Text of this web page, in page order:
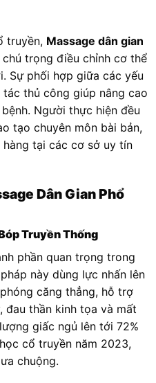
truyền, Massage dân gian
trọng điều chỉnh cơ thể
Sự phối hợp giữa các yếu
thủ công giúp nâng cao
Người thực hiện đều
tạo chuyên môn bài bản,
tại các cơ sở uy tín
Dân Gian Phổ
Truyền Thống
phần quan trọng trong
này dùng lực nhấn lên
căng thẳng, hỗ trợ
đau thần kinh tọa và mất
giấc ngủ lên tới 72%
cổ truyền năm 2023,
chuộng.